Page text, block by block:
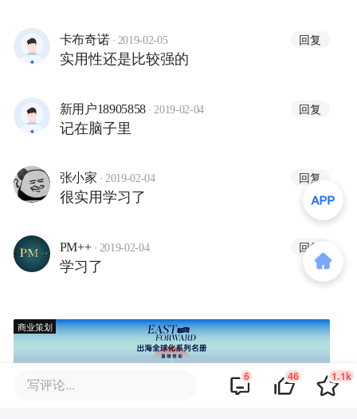
卡布奇诺 · 2019-02-05 回复
实用性还是比较强的
新用户18905858 · 2019-02-04 回复
记在脑子里
张小家 · 2019-02-04 回复
很实用学习了
PM++ · 2019-02-04 回复
学习了
商业策划
写评论... 6 46 1.1k